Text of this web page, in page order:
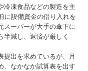
凍食品などの製造を主
に設備資金の借り入れを
スーパーが大手の傘下に
半減し、返済が厳しく
出を求めているが、月
、なかなか試算表を出す